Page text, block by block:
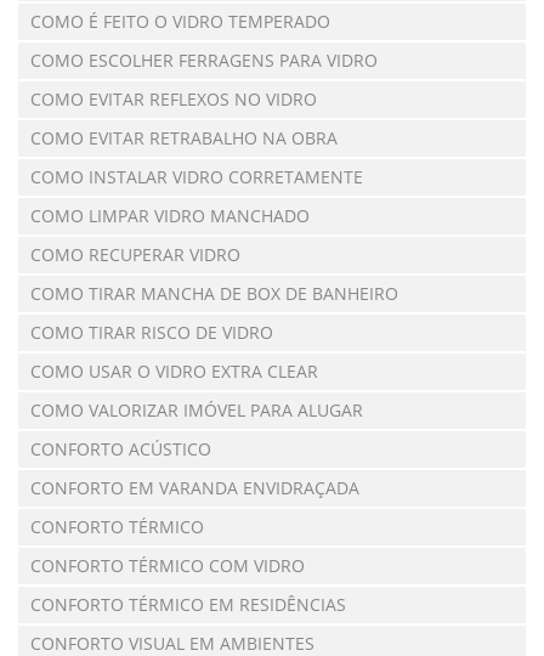
COMO É FEITO O VIDRO TEMPERADO
COMO ESCOLHER FERRAGENS PARA VIDRO
COMO EVITAR REFLEXOS NO VIDRO
COMO EVITAR RETRABALHO NA OBRA
COMO INSTALAR VIDRO CORRETAMENTE
COMO LIMPAR VIDRO MANCHADO
COMO RECUPERAR VIDRO
COMO TIRAR MANCHA DE BOX DE BANHEIRO
COMO TIRAR RISCO DE VIDRO
COMO USAR O VIDRO EXTRA CLEAR
COMO VALORIZAR IMÓVEL PARA ALUGAR
CONFORTO ACÚSTICO
CONFORTO EM VARANDA ENVIDRAÇADA
CONFORTO TÉRMICO
CONFORTO TÉRMICO COM VIDRO
CONFORTO TÉRMICO EM RESIDÊNCIAS
CONFORTO VISUAL EM AMBIENTES